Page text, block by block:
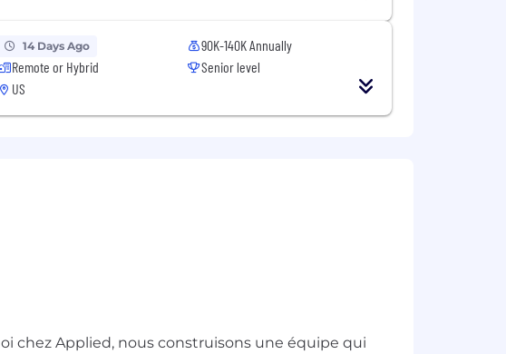
14 Days Ago
Remote or Hybrid
US
90K-140K Annually
Senior level
chez Applied, nous construisons une équipe qui